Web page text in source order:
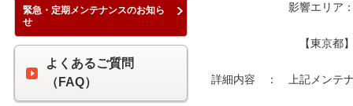
影響エリア：　下記
【東京都】　
詳細内容　：　上記メンテ
緊急・定期メンテナンスのお知ら
せ
よくあるご質問
（FAQ）